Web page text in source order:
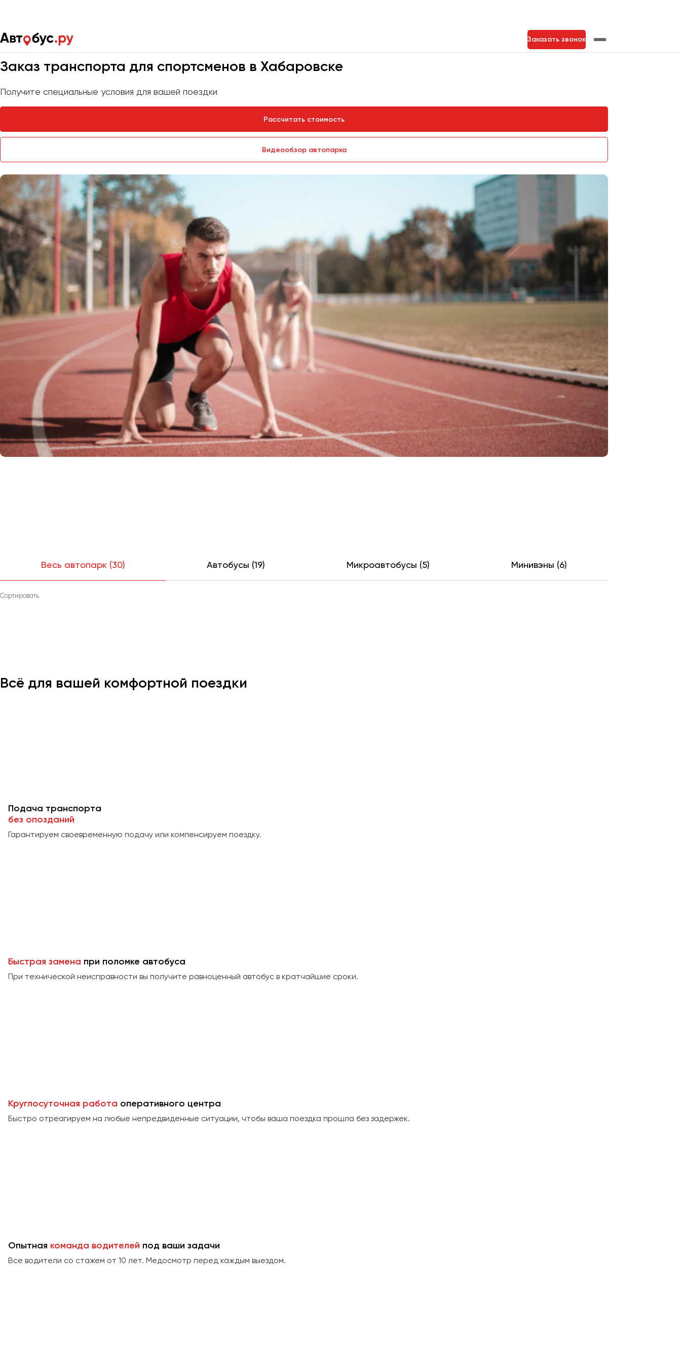
Заказать звонок
Главная Услуги Трансфер для спортсменов
Мы на связи 24/7
Заказ транспорта для спортсменов в Хабаровске
Получите специальные условия для вашей поездки
Рассчитать стоимость
Видеообзор автопарка
Весь автопарк (30) Автобусы (19) Микроавтобусы (5) Минивэны (6)
Всё для вашей комфортной поездки
Подача транспорта
без опозданий
Гарантируем своевременную подачу или компенсируем поездку.
Быстрая замена при поломке автобуса
При технической неисправности вы получите равноценный автобус в кратчайшие сроки.
Круглосуточная работа оперативного центра
Быстро отреагируем на любые непредвиденные ситуации, чтобы ваша поездка прошла без задержек.
Опытная команда водителей под ваши задачи
Все водители со стажем от 10 лет. Медосмотр перед каждым выездом.